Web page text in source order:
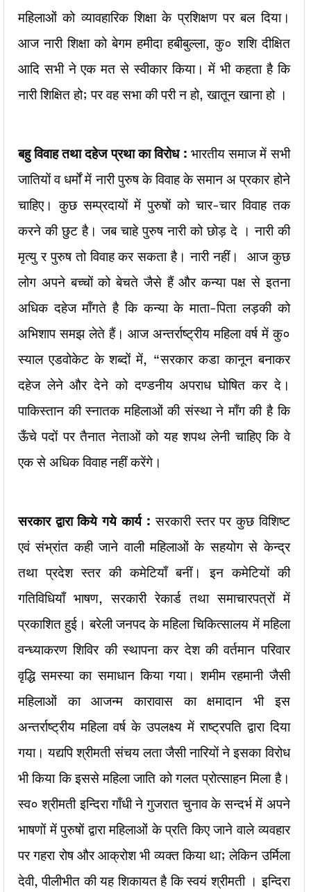
महिलाओं को व्यावहारिक शिक्षा के प्रशिक्षण पर बल दिया।
आज नारी शिक्षा को बेगम हमीदा हबीबुल्ला, कु० शशि दीक्षित
आदि सभी ने एक मत से स्वीकार किया। में भी कहता है कि
नारी शिक्षित हो; पर वह सभा की परी न हो, खातून खाना हो ।
बहु विवाह तथा दहेज प्रथा का विरोध : भारतीय समाज में सभी
जातियों व धर्मों में नारी पुरुष के विवाह के समान अ प्रकार होने
चाहिए। कुछ सम्प्रदायों में पुरुषों को चार-चार विवाह तक
करने की छुट है। जब चाहे पुरुष नारी को छोड़ दे । नारी की
मृत्यु र पुरुष तो विवाह कर सकता है। नारी नहीं। आज कुछ
लोग अपने बच्चों को बेचते जैसे हैं और कन्या पक्ष से इतना
अधिक दहेज माँगते है कि कन्या के माता-पिता लड़की को
अभिशाप समझ लेते हैं। आज अन्तर्राष्ट्रीय महिला वर्ष में कु०
स्याल एडवोकेट के शब्दों में, “सरकार कडा कानून बनाकर
दहेज लेने और देने को दण्डनीय अपराध घोषित कर दे।
पाकिस्तान की स्नातक महिलाओं की संस्था ने माँग की है कि
ऊँचे पदों पर तैनात नेताओं को यह शपथ लेनी चाहिए कि वे
एक से अधिक विवाह नहीं करेंगे।
सरकार द्वारा किये गये कार्य : सरकारी स्तर पर कुछ विशिष्ट
एवं संभ्रांत कही जाने वाली महिलाओं के सहयोग से केन्द्र
तथा प्रदेश स्तर की कमेटियाँ बनीं। इन कमेटियों की
गतिविधियाँ भाषण, सरकारी रेकार्ड तथा समाचारपत्रों में
प्रकाशित हुई। बरेली जनपद के महिला चिकित्सालय में महिला
वन्ध्याकरण शिविर की स्थापना कर देश की वर्तमान परिवार
वृद्धि समस्या का समाधान किया गया। शमीम रहमानी जैसी
महिलाओं का आजन्म कारावास का क्षमादान भी इस
अन्तर्राष्ट्रीय महिला वर्ष के उपलक्ष्य में राष्ट्रपति द्वारा दिया
गया। यद्यपि श्रीमती संचय लता जैसी नारियों ने इसका विरोध
भी किया कि इससे महिला जाति को गलत प्रोत्साहन मिला है।
स्व० श्रीमती इन्दिरा गाँधी ने गुजरात चुनाव के सन्दर्भ में अपने
भाषणों में पुरुषों द्वारा महिलाओं के प्रति किए जाने वाले व्यवहार
पर गहरा रोष और आक्रोश भी व्यक्त किया था; लेकिन उर्मिला
देवी, पीलीभीत की यह शिकायत है कि स्वयं श्रीमती । इन्दिरा